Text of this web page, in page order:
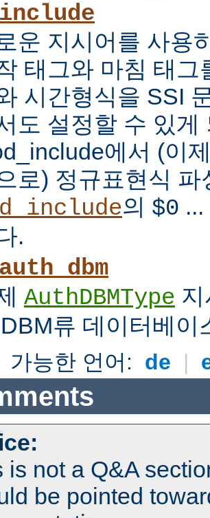
운 지시어를 사용
태그와 마침 태그
시간형식을 SSI
도 설정할 수 있게
에서 (이
로) 정규표현식
의 $0 ...
.
AuthDBMType
류 데이터베이
가능한 언어: de |
is not a Q&A
be pointed